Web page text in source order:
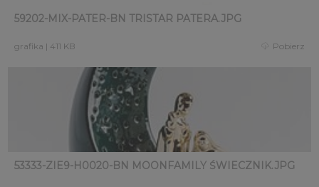
59202-MIX-PATER-BN TRISTAR PATERA.JPG
grafika | 411 KB Pobierz
53333-ZIE9-H0020-BN MOONFAMILY ŚWIECZNIK.JPG